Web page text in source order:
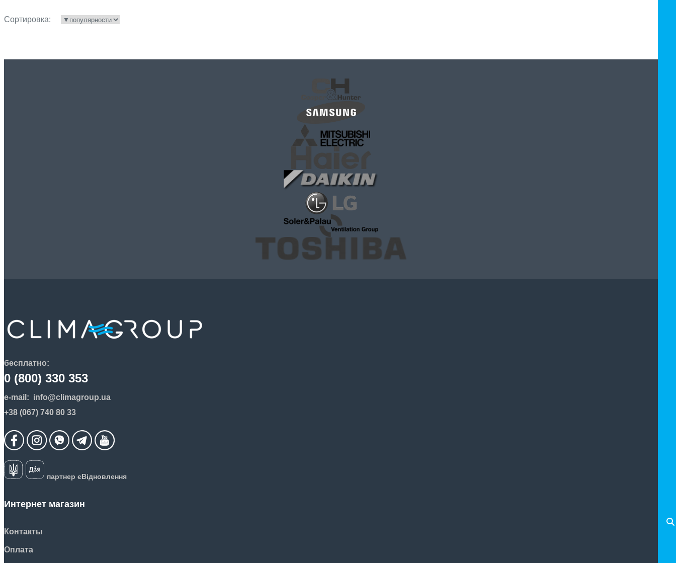
Сортировка:
бесплатно:
0 (800) 330 353
e-mail: info@climagroup.ua
+38 (067) 740 80 33
партнер єВідновлення
Интернет магазин
Контакты
Оплата